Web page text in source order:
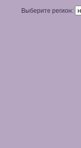
Выберите регион: